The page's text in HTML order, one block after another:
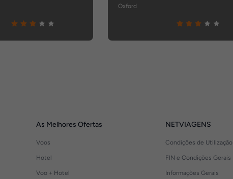
Oxford
As Melhores Ofertas
Voos
Hotel
Voo + Hotel
NETVIAGENS
Condições de Utilização
FIN e Condições Gerais
Informações Gerais